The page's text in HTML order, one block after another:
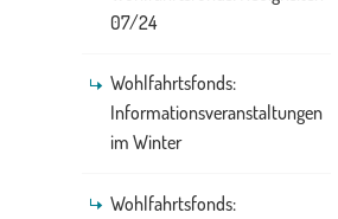
07/24
Wohlfahrtsfonds:
Informationsveranstaltungen
im Winter
Wohlfahrtsfonds: